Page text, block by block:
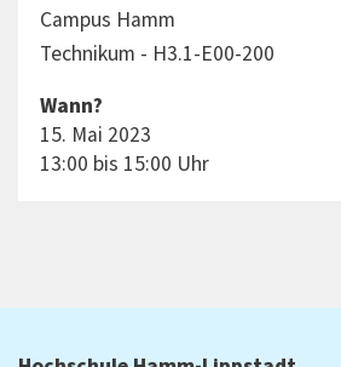
Campus Hamm
Technikum - H3.1-E00-200
Wann?
15. Mai 2023
13:00 bis 15:00 Uhr